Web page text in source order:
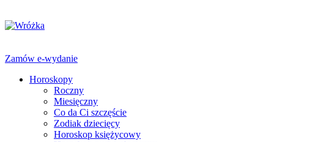
Zamów e-wydanie
Horoskopy
Roczny
Miesięczny
Co da Ci szczęście
Zodiak dziecięcy
Horoskop księżycowy